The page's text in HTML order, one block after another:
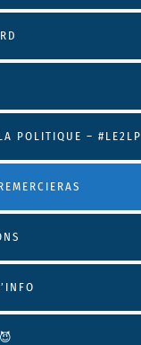
POLITIQUE – #LE2LP